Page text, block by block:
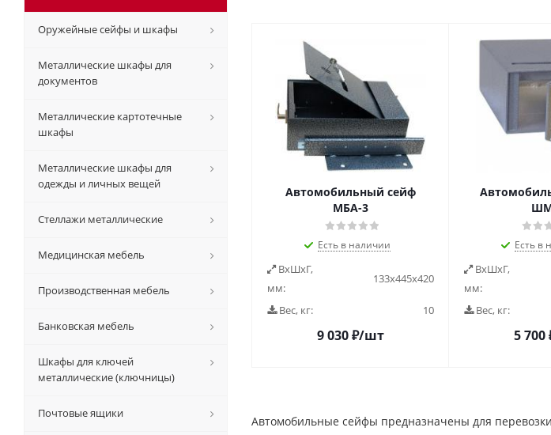
Автомобильный сейф
МБА-3
Есть в наличии
ВxШxГ,
мм:
133х445х420
Вес, кг: 10
9 030₽/шт
Есть в
ВxШxГ,
мм:
Вес, кг:
5 700
Автомобильные сейфы предназначены для
Оружейные сейфы и шкафы
Металлические шкафы для
документов
Металлические картотечные
шкафы
Металлические шкафы для
одежды и личных вещей
Стеллажи металлические
Медицинская мебель
Производственная мебель
Банковская мебель
Шкафы для ключей
металлические (ключницы)
Почтовые ящики